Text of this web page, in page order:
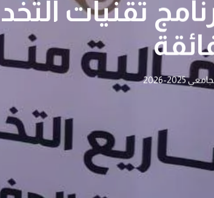
تقنيات
2025-2026